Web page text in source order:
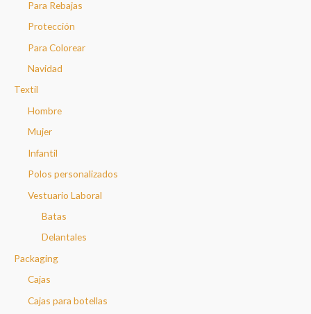
Para Rebajas
Protección
Para Colorear
Navidad
Textil
Hombre
Mujer
Infantil
Polos personalizados
Vestuario Laboral
Batas
Delantales
Packaging
Cajas
Cajas para botellas